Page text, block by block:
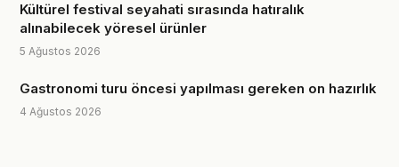
Kültürel festival seyahati sırasında hatıralık
alınabilecek yöresel ürünler
5 Ağustos 2026
Gastronomi turu öncesi yapılması gereken on hazırlık
4 Ağustos 2026